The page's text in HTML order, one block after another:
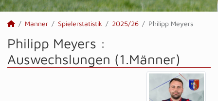
Männer Spielerstatistik 2025/26 Philipp Meyers
Philipp Meyers :
Auswechslungen (1.Männer)